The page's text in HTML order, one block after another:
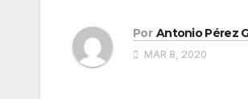
Por Antonio Pérez
MAR 8, 2020